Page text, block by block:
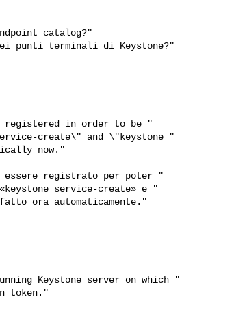
catalog?"
punti terminali di Keystone?"
registered in order to be "
create\" and \"keystone "
now."
essere registrato per poter "
service-create» e "
ora automaticamente."
Keystone server on which "
token."